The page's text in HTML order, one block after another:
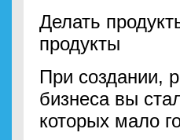
Делать
продукты
При создании,
бизнеса вы
которых мало